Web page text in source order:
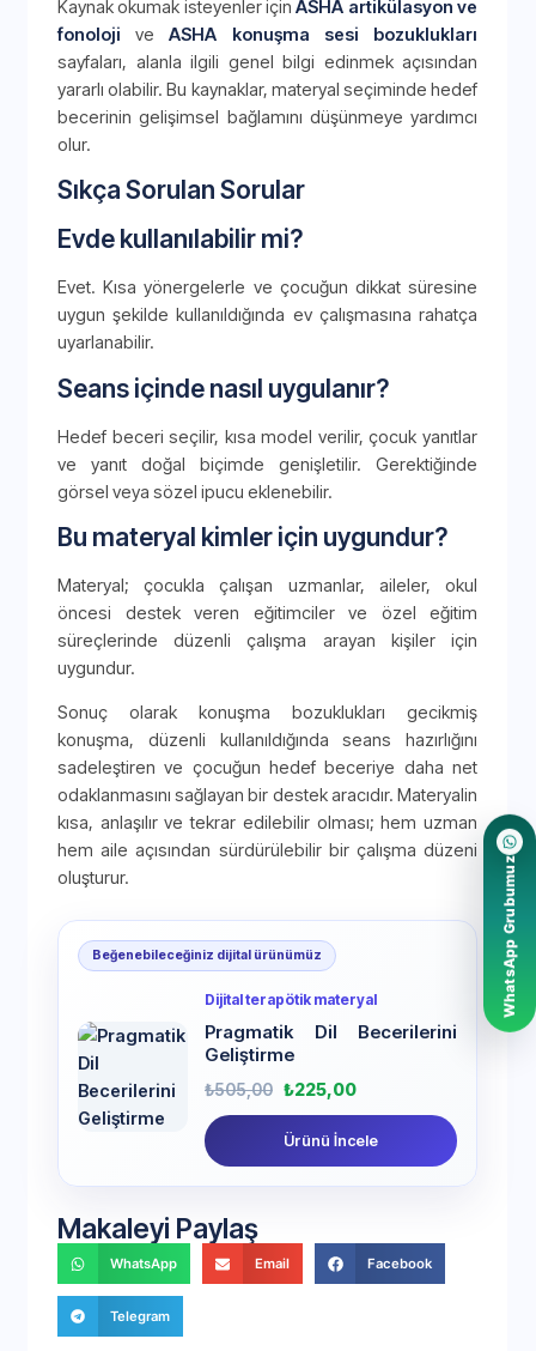
Kaynak okumak isteyenler içinASHA artikülasyon ve
fonoloji veASHA konuşma sesi bozuklukları
sayfaları, alanla ilgili genel bilgi edinmek açısından
yararlı olabilir. Bu kaynaklar, materyal seçiminde hedef
becerinin gelişimsel bağlamını düşünmeye yardımcı
olur.
Sıkça Sorulan Sorular
Evde kullanılabilir mi?
Evet. Kısa yönergelerle ve çocuğun dikkat süresine
uygun şekilde kullanıldığında ev çalışmasına rahatça
uyarlanabilir.
Seans içinde nasıl uygulanır?
Hedef beceri seçilir, kısa model verilir, çocuk yanıtlar
ve yanıt doğal biçimde genişletilir. Gerektiğinde
görsel veya sözel ipucu eklenebilir.
Bu materyal kimler için uygundur?
Materyal; çocukla çalışan uzmanlar, aileler, okul
öncesi destek veren eğitimciler ve özel eğitim
süreçlerinde düzenli çalışma arayan kişiler için
uygundur.
Sonuç olarak konuşma bozuklukları gecikmiş
konuşma, düzenli kullanıldığında seans hazırlığını
sadeleştiren ve çocuğun hedef beceriye daha net
odaklanmasını sağlayan bir destek aracıdır. Materyalin
kısa, anlaşılır ve tekrar edilebilir olması; hem uzman
hem aile açısından sürdürülebilir bir çalışma düzeni
oluşturur.
Beğenebileceğiniz dijital ürünümüz
Dijital terapötik materyal
Pragmatik Dil Becerilerini
Geliştirme
₺505,00 ₺225,00
Ürünü İncele
Makaleyi Paylaş
WhatsApp Email Facebook
Telegram
WhatsApp Grubumuz